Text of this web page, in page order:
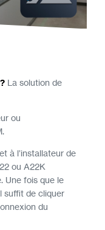
La solution de
ou
à l’installateur de
ou A22K
Une fois que le
suffit de cliquer
du